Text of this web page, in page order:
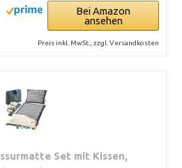
Bei Amazon
ansehen
Preis inkl. MwSt., zzgl. Versandkosten
Set mit Kissen,